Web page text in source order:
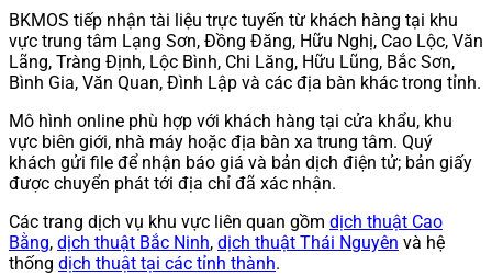
BKMOS tiếp nhận tài liệu trực tuyến từ khách hàng tại khu
vực trung tâm Lạng Sơn, Đồng Đăng, Hữu Nghị, Cao Lộc, Văn
Lãng, Tràng Định, Lộc Bình, Chi Lăng, Hữu Lũng, Bắc Sơn,
Bình Gia, Văn Quan, Đình Lập và các địa bàn khác trong tỉnh.
Mô hình online phù hợp với khách hàng tại cửa khẩu, khu
vực biên giới, nhà máy hoặc địa bàn xa trung tâm. Quý
khách gửi file để nhận báo giá và bản dịch điện tử; bản giấy
được chuyển phát tới địa chỉ đã xác nhận.
Các trang dịch vụ khu vực liên quan gồm dịch thuật Cao
Bằng, dịch thuật Bắc Ninh, dịch thuật Thái Nguyên và hệ
thống dịch thuật tại các tỉnh thành.